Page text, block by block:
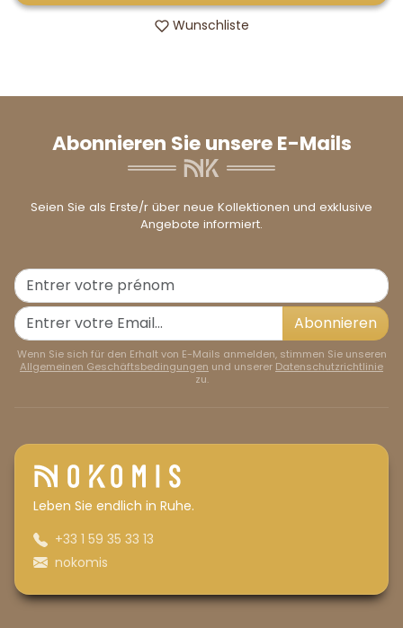
Wunschliste
Abonnieren Sie unsere E-Mails
Seien Sie als Erste/r über neue Kollektionen und exklusive
Angebote informiert.
Abonnieren
Wenn Sie sich für den Erhalt von E-Mails anmelden, stimmen Sie unseren
Allgemeinen Geschäftsbedingungen und unserer Datenschutzrichtlinie
zu.
Leben Sie endlich in Ruhe.
+33 1 59 35 33 13
nokomis